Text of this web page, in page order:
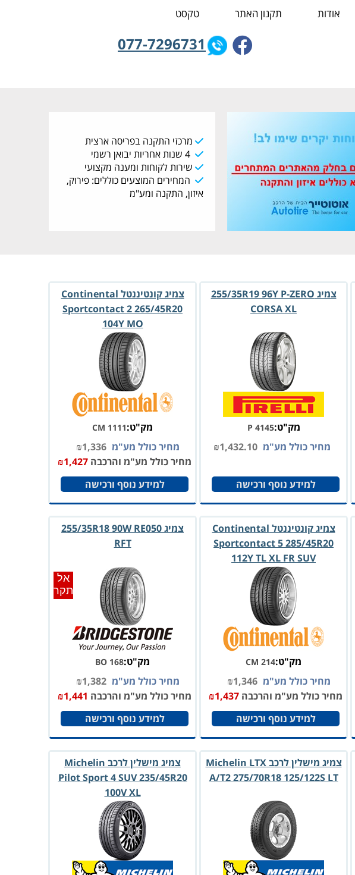
077-7296731
אודות תקנון האתר טקסט
מרכזי התקנה בפריסה ארצית
שירות לקוחות ומענה מקצועי
המחירים המוצעים כוללים: פירוק,
איזון, התקנה ומע"מ
צמיג 255/35R19 96Y P-ZERO
CORSA XL
מק"ט:P 4145
מחיר כולל מע"מ ₪1,432.10
למידע נוסף ורכישה
צמיג קונטיננטל Continental
Sportcontact 2 265/45R20
104Y MO
מק"ט:CM 1111
מחיר כולל מע"מ ₪1,336
מחיר כולל מע"מ והרכבה
₪1,427
למידע נוסף ורכישה
צמיג קונטיננטל Continental
Sportcontact 5 285/45R20
112Y TL XL FR SUV
מק"ט:CM 214
מחיר כולל מע"מ ₪1,346
מחיר כולל מע"מ והרכבה
₪1,437
למידע נוסף ורכישה
צמיג ‏255/35R18 90W RE050
RFT
אל
תקר
מק"ט:BO 168
מחיר כולל מע"מ ₪1,382
מחיר כולל מע"מ והרכבה
₪1,441
למידע נוסף ורכישה
צמיג מישלין לרכב Michelin LTX
A/T2 275/70R18 125/122S LT
צמיג מישלין לרכב Michelin
Pilot Sport 4 SUV 235/45R20
100V XL